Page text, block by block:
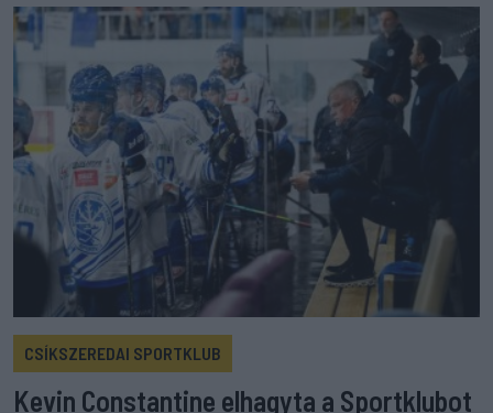
CSÍKSZEREDAI SPORTKLUB
Kevin Constantine elhagyta a Sportklubot